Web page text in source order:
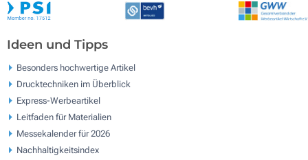
Ideen und Tipps
Besonders hochwertige Artikel
Drucktechniken im Überblick
Express-Werbeartikel
Leitfaden für Materialien
Messekalender für 2026
Nachhaltigkeitsindex